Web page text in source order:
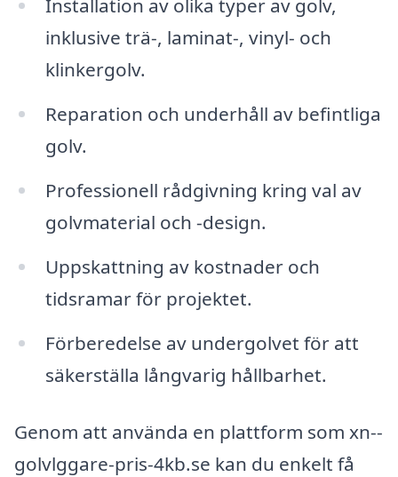
Installation av olika typer av golv,
inklusive trä-, laminat-, vinyl- och
klinkergolv.
Reparation och underhåll av befintliga
golv.
Professionell rådgivning kring val av
golvmaterial och -design.
Uppskattning av kostnader och
tidsramar för projektet.
Förberedelse av undergolvet för att
säkerställa långvarig hållbarhet.
Genom att använda en plattform som xn--
golvlggare-pris-4kb.se kan du enkelt få